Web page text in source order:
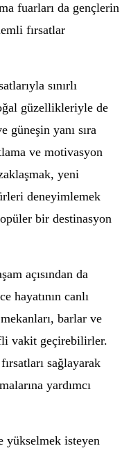
fuarları da gençlerin
fırsatlar
sınırlı
güzellikleriyle de
güneşin yanı sıra
ve motivasyon
yeni
deneyimlemek
bir destinasyon
açısından da
hayatının canlı
barlar ve
vakit geçirebilirler.
sağlayarak
yardımcı
yükselmek isteyen